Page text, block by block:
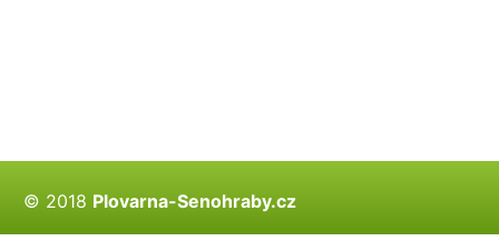
© 2018 Plovarna-Senohraby.cz